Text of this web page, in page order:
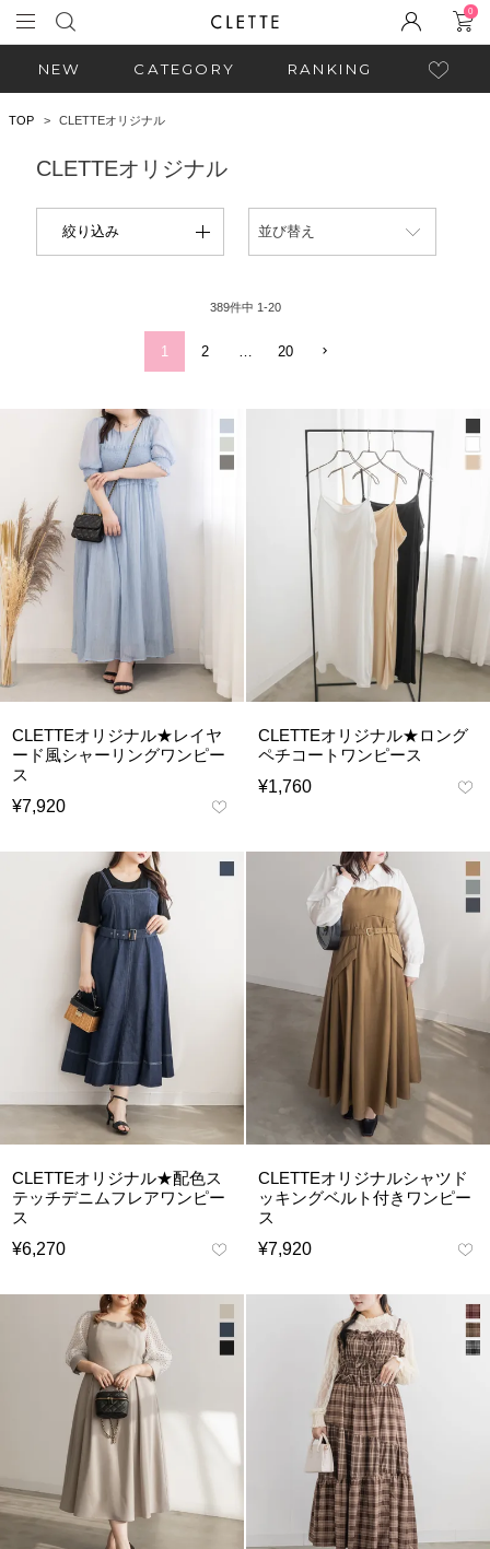
0
NEW CATEGORY RANKING
TOP CLETTEオリジナル
CLETTEオリジナル
絞り込み 並び替え
389件中 1-20
1 2 20
CLETTEオリジナル★レイヤ
ード風シャーリングワンピー
ス
¥7,920
CLETTEオリジナル★ロング
ペチコートワンピース
¥1,760
CLETTEオリジナル★配色ス
テッチデニムフレアワンピー
ス
¥6,270
CLETTEオリジナルシャツド
ッキングベルト付きワンピー
ス
¥7,920